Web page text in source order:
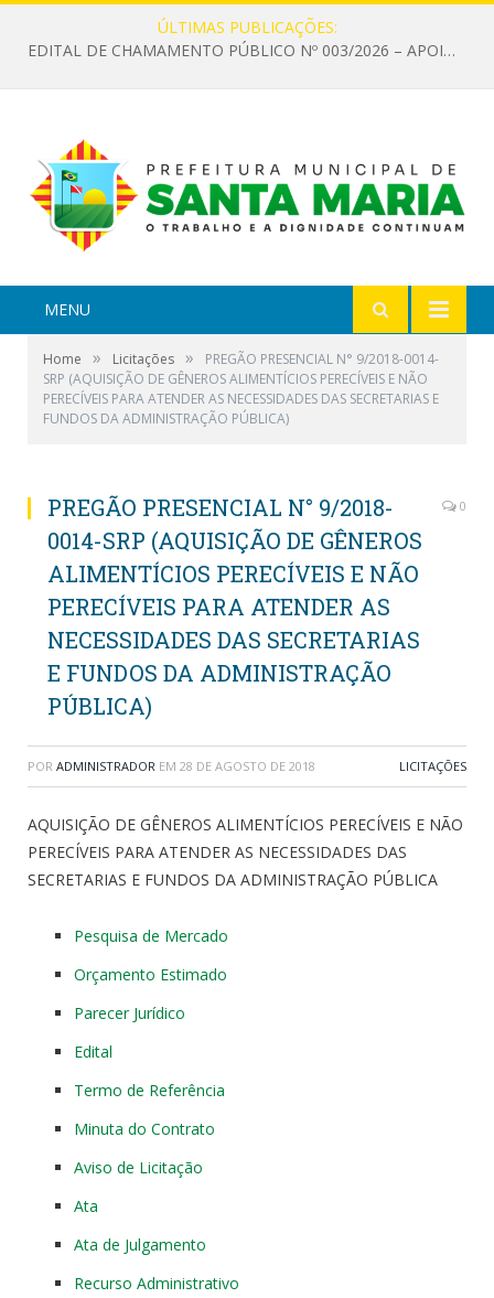
ÚLTIMAS PUBLICAÇÕES:
EDITAL DE CHAMAMENTO PÚBLICO Nº 003/2026 – APOIO À INFRAESTRUTURA CULTURAL
MENU
Home » Licitações »
PREGÃO PRESENCIAL N° 9/2018-0014-
SRP (AQUISIÇÃO DE GÊNEROS ALIMENTÍCIOS PERECÍVEIS E NÃO
PERECÍVEIS PARA ATENDER AS NECESSIDADES DAS SECRETARIAS E
FUNDOS DA ADMINISTRAÇÃO PÚBLICA)
PREGÃO PRESENCIAL N° 9/2018-
0014-SRP (AQUISIÇÃO DE GÊNEROS
ALIMENTÍCIOS PERECÍVEIS E NÃO
PERECÍVEIS PARA ATENDER AS
NECESSIDADES DAS SECRETARIAS
E FUNDOS DA ADMINISTRAÇÃO
PÚBLICA)
0
POR ADMINISTRADOR EM 28 DE AGOSTO DE 2018 LICITAÇÕES
AQUISIÇÃO DE GÊNEROS ALIMENTÍCIOS PERECÍVEIS E NÃO
PERECÍVEIS PARA ATENDER AS NECESSIDADES DAS
SECRETARIAS E FUNDOS DA ADMINISTRAÇÃO PÚBLICA
Pesquisa de Mercado
Orçamento Estimado
Parecer Jurídico
Edital
Termo de Referência
Minuta do Contrato
Aviso de Licitação
Ata
Ata de Julgamento
Recurso Administrativo